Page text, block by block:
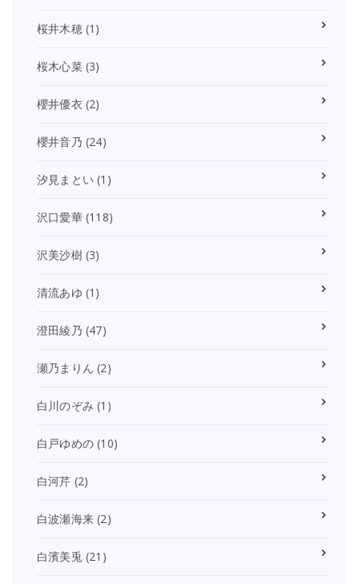
桜井木穂(1)
桜木心菜(3)
櫻井優衣 (2)
櫻井音乃 (24)
汐見まとい (1)
沢口愛華(118)
沢美沙樹(3)
清流あゆ (1)
澄田綾乃 (47)
瀬乃まりん (2)
白川のぞみ (1)
白戸ゆめの (10)
白河芹 (2)
白波瀬海来 (2)
白濱美兎(21)